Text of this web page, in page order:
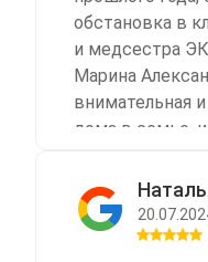
обстановка в
и медсестра
Марина
внимательная
дома в семье,
Второй раз
сегодня, 6
невежливым и